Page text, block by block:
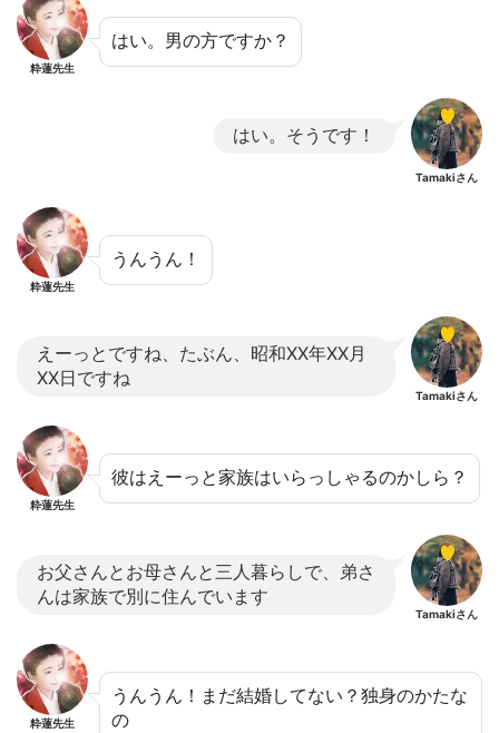
粋蓮先生
はい。男の方ですか？
はい。そうです！
Tamakiさん
粋蓮先生
うんうん！
えーっとですね、たぶん、昭和XX年XX月
XX日ですね
Tamakiさん
粋蓮先生
彼はえーっと家族はいらっしゃるのかしら？
お父さんとお母さんと三人暮らしで、弟さ
んは家族で別に住んでいます
Tamakiさん
粋蓮先生
うんうん！まだ結婚してない？独身のかたな
の